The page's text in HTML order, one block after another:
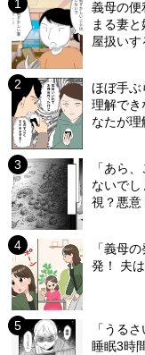
義母の便
まる妻
屋扱いす
ほぼ手ぶ
理解でき
なたが理
「あら
ないで
視？悪意
「義母
発！ 夫
「うる
睡眠3時